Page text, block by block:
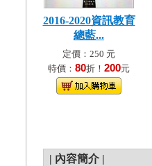
2016-2020資訊教育
總藍...
定價：250 元
特價： 80折！ 200元
| 內容簡介 |